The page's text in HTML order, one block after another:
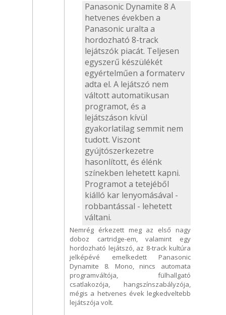
Panasonic Dynamite 8 A
hetvenes években a
Panasonic uralta a
hordozható 8-track
lejátszók piacát. Teljesen
egyszerű készülékét
egyértelműen a formaterv
adta el. A lejátszó nem
váltott automatikusan
programot, és a
lejátszáson kívül
gyakorlatilag semmit nem
tudott. Viszont
gyújtószerkezetre
hasonlított, és élénk
színekben lehetett kapni.
Programot a tetejéből
kiálló kar lenyomásával -
robbantással - lehetett
váltani.
Nemrég érkezett meg az első nagy
doboz cartridge-em, valamint egy
hordozható lejátszó, az 8-track kultúra
jelképévé emelkedett Panasonic
Dynamite 8. Mono, nincs automata
programváltója, fülhallgató
csatlakozója, hangszínszabályzója,
mégis a hetvenes évek legkedveltebb
lejátszója volt.